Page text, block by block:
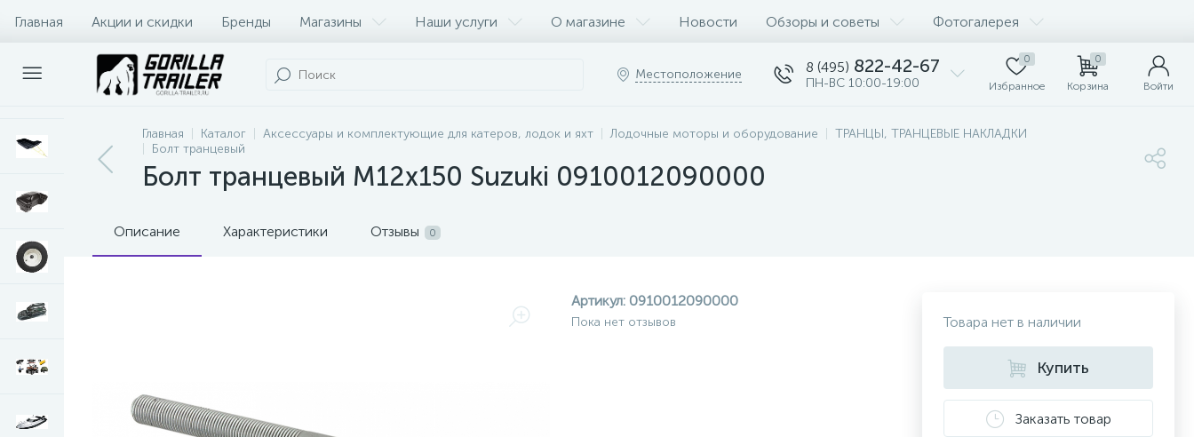
Главная Акции и скидки Бренды Магазины Наши услуги О магазине Новости Обзоры и советы Фотогалерея
Оплата и доставка Контакты
Местоположение 8 (495) 822-42-67
ПН-ВС 10:00-19:00
0
Избранное
0
Корзина Войти
Главная Каталог Аксессуары и комплектующие для катеров, лодок и яхт Лодочные моторы и оборудование
ТРАНЦЫ, ТРАНЦЕВЫЕ НАКЛАДКИ
Болт транцевый
Болт транцевый М12х150 Suzuki 0910012090000
Описание Характеристики Отзывы 0
Артикул: 0910012090000
Пока нет отзывов Товара нет в наличии
Купить
Заказать товар